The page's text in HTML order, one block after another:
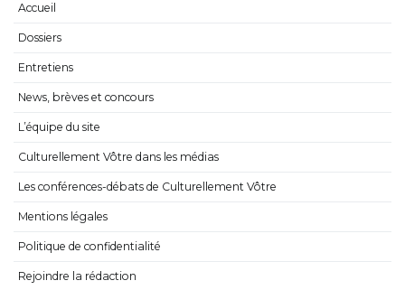
Accueil
Dossiers
Entretiens
News, brèves et concours
L’équipe du site
Culturellement Vôtre dans les médias
Les conférences-débats de Culturellement Vôtre
Mentions légales
Politique de confidentialité
Rejoindre la rédaction